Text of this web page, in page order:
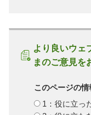
より良いウェ
まのご意見を
このページの
1：役に立っ